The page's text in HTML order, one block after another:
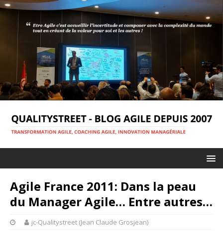
Agile France 2011: Dans la peau
du Manager Agile… Entre autres…
jc-Qualitystreet (Jean Claude Grosjean)